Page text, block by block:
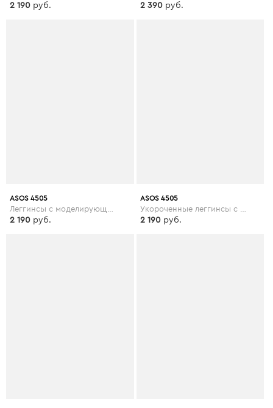
2 190 руб. 2 390 руб.
ASOS 4505
2 190 руб.
ASOS 4505
2 190 руб.